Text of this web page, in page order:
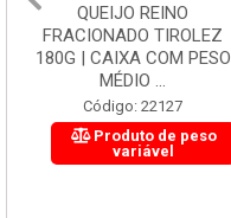
QUEIJO REINO
FRACIONADO TIROLEZ
180G | CAIXA COM PESO
MÉDIO ...
Código: 22127
Produto de peso
variável